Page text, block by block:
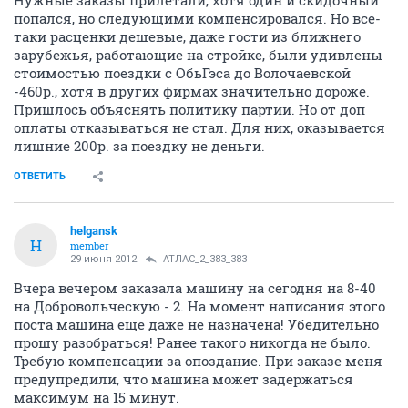
попался, но следующими компенсировался. Но все-
таки расценки дешевые, даже гости из ближнего
зарубежья, работающие на стройке, были удивлены
стоимостью поездки с ОбьГэса до Волочаевской
-460р., хотя в других фирмах значительно дороже.
Пришлось объяснять политику партии. Но от доп
оплаты отказываться не стал. Для них, оказывается
лишние 200р. за поездку не деньги.
ОТВЕТИТЬ
H
helgansk
member
29 июня 2012 АТЛАС_2_383_383
Вчера вечером заказала машину на сегодня на 8-40
на Добровольческую - 2. На момент написания этого
поста машина еще даже не назначена! Убедительно
прошу разобраться! Ранее такого никогда не было.
Требую компенсации за опоздание. При заказе меня
предупредили, что машина может задержаться
максимум на 15 минут.